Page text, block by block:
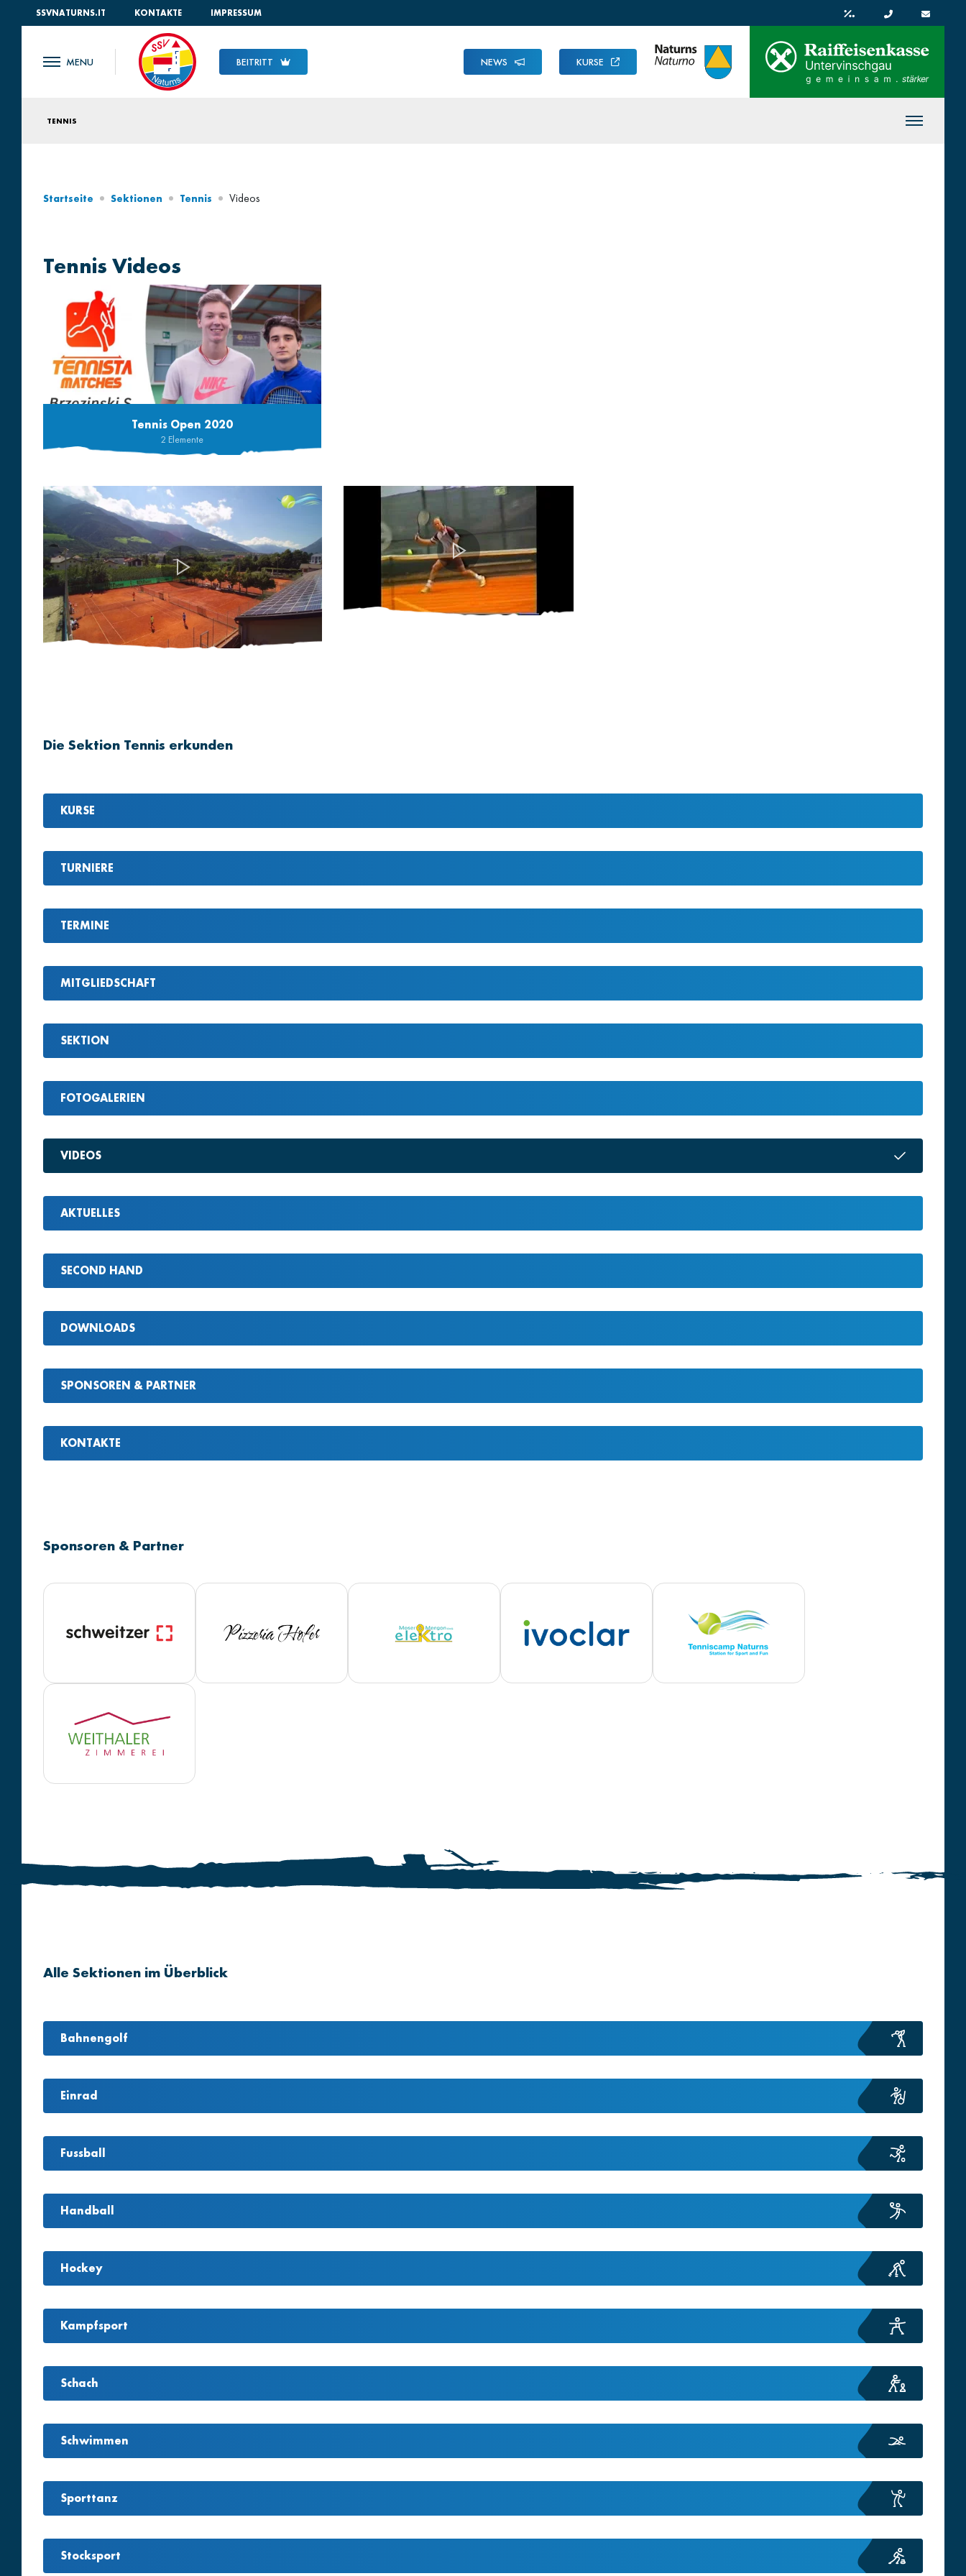
SSVNATURNS.IT KONTAKTE IMPRESSUM
BEITRITT NEWS KURSE
TENNIS
Startseite Sektionen Tennis Videos
Tennis Videos
Tennis Open 2020
2 Elemente
Die Sektion Tennis erkunden
KURSE
TURNIERE
TERMINE
MITGLIEDSCHAFT
SEKTION
FOTOGALERIEN
VIDEOS
AKTUELLES
SECOND HAND
DOWNLOADS
SPONSOREN & PARTNER
KONTAKTE
Sponsoren & Partner
Alle Sektionen im Überblick
Bahnengolf
Einrad
Fussball
Handball
Hockey
Kampfsport
Schach
Schwimmen
Sporttanz
Stocksport